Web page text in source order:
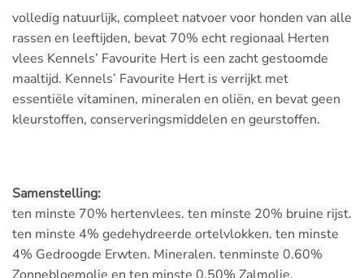
volledig natuurlijk, compleet natvoer voor honden van alle
rassen en leeftijden, bevat 70% echt regionaal Herten
vlees Kennels’ Favourite Hert is een zacht gestoomde
maaltijd. Kennels’ Favourite Hert is verrijkt met
essentiële vitaminen, mineralen en oliën, en bevat geen
kleurstoffen, conserveringsmiddelen en geurstoffen.
Samenstelling:
ten minste 70% hertenvlees. ten minste 20% bruine rijst.
ten minste 4% gedehydreerde ortelvlokken. ten minste
4% Gedroogde Erwten. Mineralen. tenminste 0.60%